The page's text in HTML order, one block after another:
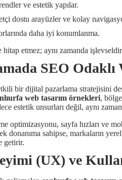
ve estetik yapılar.
dostu arayüzler ve kolay
daha iyi konumlanma.
hitap etmez; aynı zamanda
SEO Odaklı
bir dijital pazarlama stratejisini
web tasarım örnekleri,
estetik unsurları değil, aynı
optimizasyonu, sayfa hızları ve
donanıma sahipse, markaların
getirir.
(UX) ve